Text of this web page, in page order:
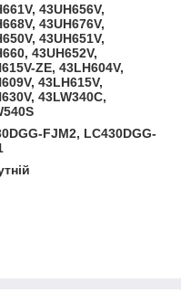
43UH656V,
43UH676V,
43UH651V,
43UH652V,
ZE, 43LH604V,
43LH615V,
43LW340C,
FJM2, LC430DGG-